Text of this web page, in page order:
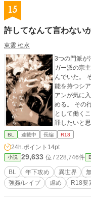
15
許してなんて言わない
東雲 椏水
3つの門派が
ガー派の宗
んでいた。
能を持つシ
アンが気に
める。 その
として働く
罪したいと
た彼が何処
り中立を保
の1つ、イー
日にイーシ
ませる師匠
ーシュ派宗
避のため必
BL 連載中 長編 R18
24h.ポイント 14pt
小説 29,633 位 / 228,746件
BL 年下攻め 異世界
強姦/レイプ
虐め R18要